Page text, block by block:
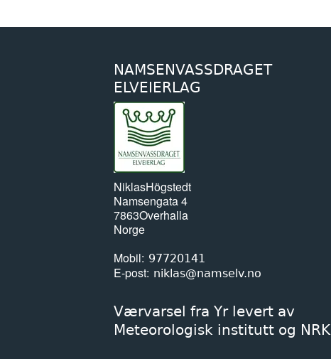
NAMSENVASSDRAGET
ELVEIERLAG
NiklasHögstedt
Namsengata 4
7863Overhalla
Norge
Mobil
97720141
E-post niklas@namselv.no
Værvarsel fra Yr levert av
Meteorologisk institutt og NRK